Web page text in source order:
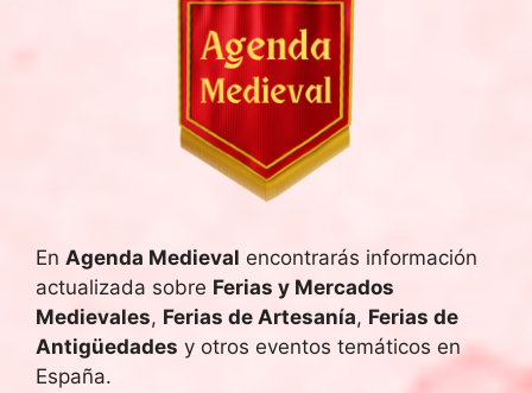
En Agenda Medieval encontrarás información
actualizada sobre Ferias y Mercados
Medievales, Ferias de Artesanía, Ferias de
Antigüedades y otros eventos temáticos en
España.